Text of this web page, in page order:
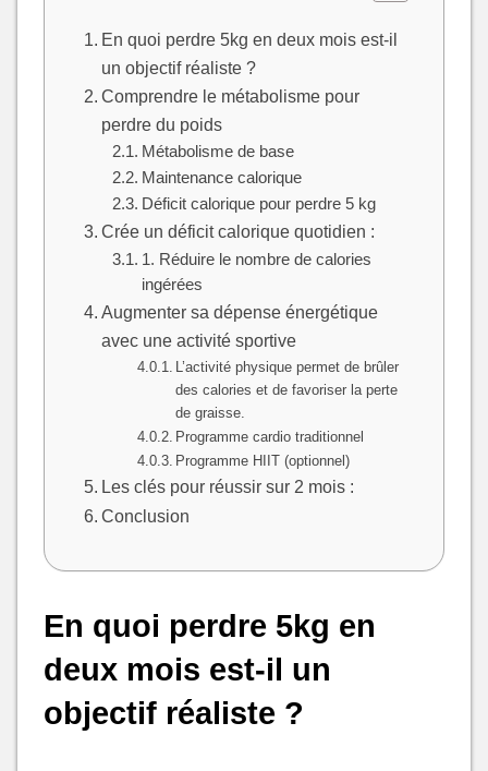
En quoi perdre 5kg en deux mois est-il
un objectif réaliste ?
Comprendre le métabolisme pour
perdre du poids
Métabolisme de base
Maintenance calorique
Déficit calorique pour perdre 5 kg
Crée un déficit calorique quotidien :
1. Réduire le nombre de calories
ingérées
Augmenter sa dépense énergétique
avec une activité sportive
L’activité physique permet de brûler
des calories et de favoriser la perte
de graisse.
Programme cardio traditionnel
Programme HIIT (optionnel)
Les clés pour réussir sur 2 mois :
Conclusion
En quoi perdre 5kg en
deux mois est-il un
objectif réaliste ?